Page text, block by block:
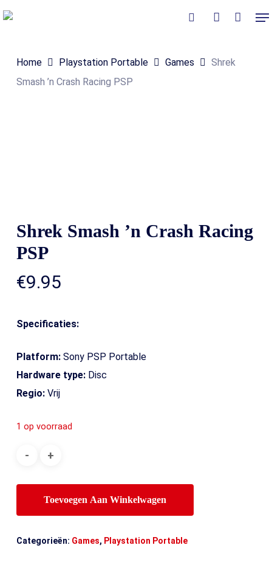
Skip
content
Home Playstation Portable Games
Shrek
Smash ’n Crash Racing PSP
Shrek Smash ’n Crash Racing
PSP
€9.95
Specificaties:
Platform:Sony PSP Portable
Hardware type:Disc
Regio:Vrij
1 op voorraad
Toevoegen Aan Winkelwagen
Categorieën: Games, Playstation Portable